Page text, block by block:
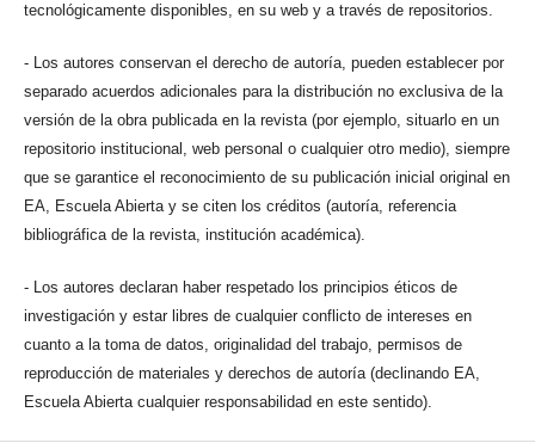
tecnológicamente disponibles, en su web y a través de repositorios.
- Los autores conservan el derecho de autoría, pueden establecer por
separado acuerdos adicionales para la distribución no exclusiva de la
versión de la obra publicada en la revista (por ejemplo, situarlo en un
repositorio institucional, web personal o cualquier otro medio), siempre
que se garantice el reconocimiento de su publicación inicial original en
EA, Escuela Abierta y se citen los créditos (autoría, referencia
bibliográfica de la revista, institución académica).
- Los autores declaran haber respetado los principios éticos de
investigación y estar libres de cualquier conflicto de intereses en
cuanto a la toma de datos, originalidad del trabajo, permisos de
reproducción de materiales y derechos de autoría (declinando EA,
Escuela Abierta cualquier responsabilidad en este sentido).